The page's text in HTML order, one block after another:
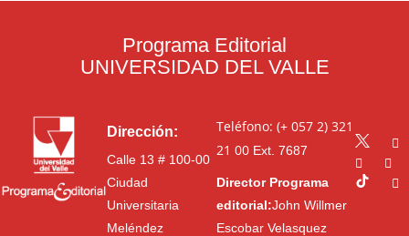
Programa Editorial
UNIVERSIDAD DEL VALLE
Dirección:
Calle 13 # 100-00
Ciudad
Universitaria
Meléndez
Teléfono: (+ 057 2) 321
21 00Ext. 7687
Director Programa
editorial:John Willmer
Escobar Velasquez